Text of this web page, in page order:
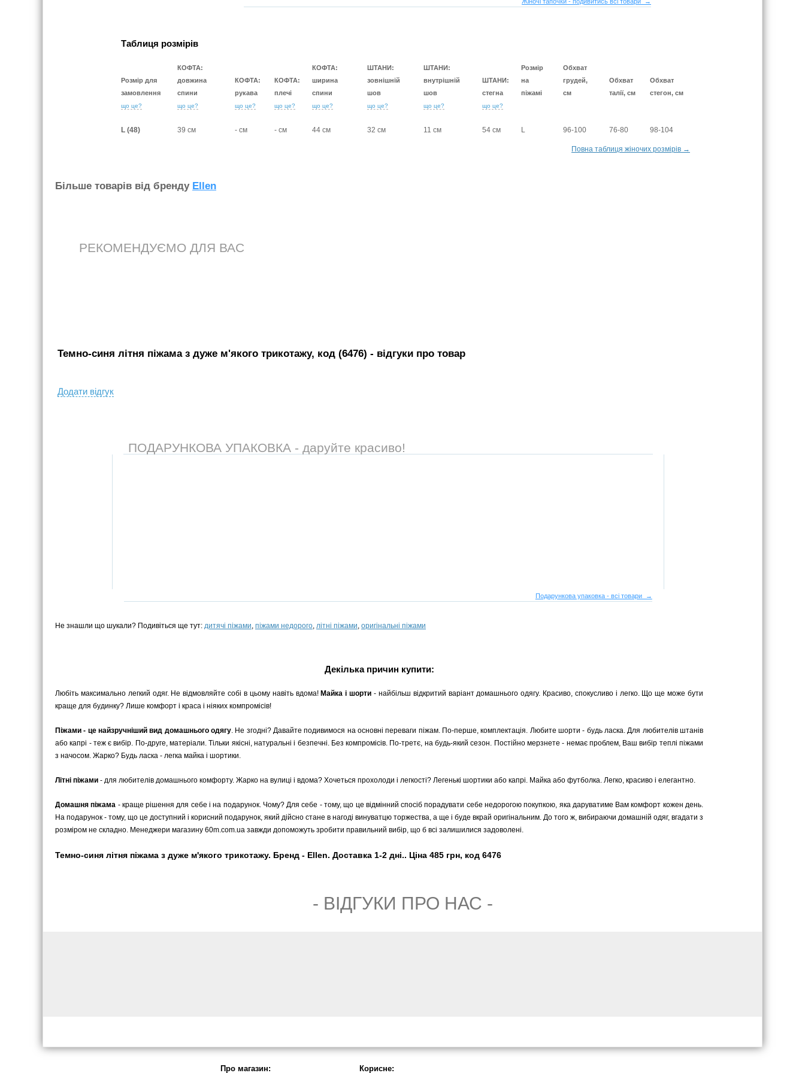
Таблиця розмірів
Розмір для
замовлення
що це?
КОФТА:
довжина
спини
що це?
КОФТА:
рукава
що це?
КОФТА:
плечі
що це?
КОФТА:
ширина
спини
що це?
ШТАНИ:
зовнішній
шов
що це?
ШТАНИ:
внутрішній
шов
що це?
ШТАНИ:
стегна
що це?
Розмір
на
піжамі
Обхват
грудей,
см
Обхват
талії, см
Обхват
стегон, см
L (48) 39 см - см - см 44 см 32 см 11 см 54 см L 96-100 76-80 98-104
Повна таблиця жіночих розмірів →
Бiльше товарiв вiд бренду Ellen
РЕКОМЕНДУЄМО ДЛЯ ВАС
Темно-синя літня піжама з дуже м'якого трикотажу, код (6476) - вiдгуки про товар
Додати вiдгук
ПОДАРУНКОВА УПАКОВКА - даруйте красиво!
Подарункова упаковка - всі товари →
Не знашли що шукали? Подивіться ще тут: дитячі піжами, піжами недорого, літні піжами, оригінальні піжами
Декілька причин купити:
Любіть максимально легкий одяг. Не відмовляйте собі в цьому навіть вдома! Майка і шорти - найбільш відкритий варіант домашнього одягу. Красиво, спокусливо і легко. Що ще може бути
краще для будинку? Лише комфорт і краса і ніяких компромісів!
Піжами - це найзручніший вид домашнього одягу. Не згодні? Давайте подивимося на основні переваги піжам. По-перше, комплектація. Любите шорти - будь ласка. Для любителів штанів
або капрі - теж є вибір. По-друге, матеріали. Тільки якісні, натуральні і безпечні. Без компромісів. По-третє, на будь-який сезон. Постійно мерзнете - немає проблем, Ваш вибір теплі піжами
з начосом. Жарко? Будь ласка - легка майка і шортики.
Літні піжами - для любителів домашнього комфорту. Жарко на вулиці і вдома? Хочеться прохолоди і легкості? Легенькі шортики або капрі. Майка або футболка. Легко, красиво і елегантно.
Домашня піжама - краще рішення для себе і на подарунок. Чому? Для себе - тому, що це відмінний спосіб порадувати себе недорогою покупкою, яка даруватиме Вам комфорт кожен день.
На подарунок - тому, що це доступний і корисний подарунок, який дійсно стане в нагоді винуватцю торжества, а ще і буде вкрай оригінальним. До того ж, вибираючи домашній одяг, вгадати з
розміром не складно. Менеджери магазину 60m.com.ua завжди допоможуть зробити правильний вибір, що б всі залишилися задоволені.
Темно-синя літня піжама з дуже м'якого трикотажу. Бренд - Ellen. Доставка 1-2 дні.. Ціна 485 грн, код 6476
- ВIДГУКИ ПРО НАС -
Про магазин: Корисне: